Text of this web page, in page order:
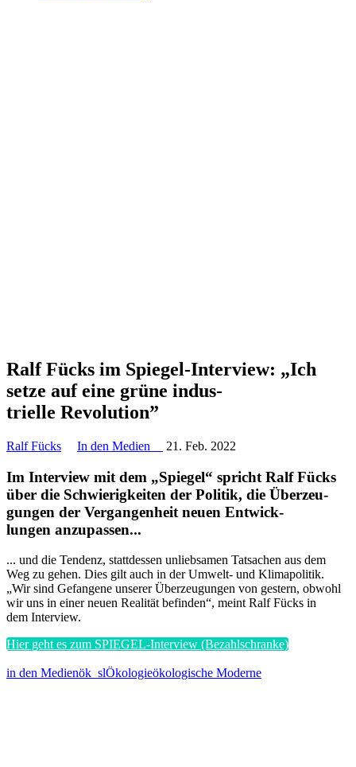
Ralf Fücks im Spiegel-Interview: „Ich
setze auf eine grüne indus­
trielle Revolution”
Ralf Fücks In den Medien 21. Feb. 2022
Im Interview mit dem „Spiegel“ spricht Ralf Fücks
über die Schwie­rig­keiten der Politik, die Überzeu­
gungen der Vergan­genheit neuen Entwick­
lungen anzupassen...
... und die Tendenz, statt­dessen unlieb­samen Tatsachen aus dem
Weg zu gehen. Dies gilt auch in der Umwelt- und Klima­po­litik.
„Wir sind Gefangene unserer Überzeu­gungen von gestern, obwohl
wir uns in einer neuen Realität befinden“, meint Ralf Fücks in
dem Interview.
Hier geht es zum SPIEGEL-Interview (Bezahl­schranke)
in den Medienök_slÖkologieökologische Moderne